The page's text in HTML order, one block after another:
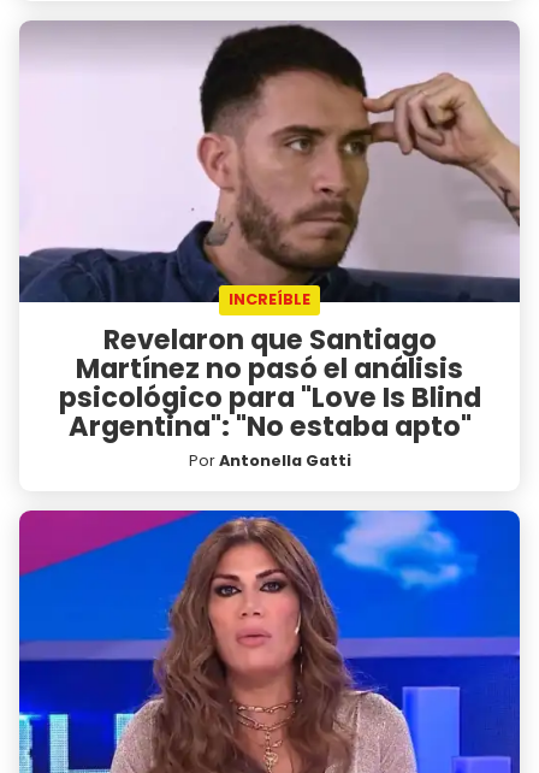
INCREÍBLE
Revelaron que Santiago
Martínez no pasó el análisis
psicológico para "Love Is Blind
Argentina": "No estaba apto"
PorAntonella Gatti